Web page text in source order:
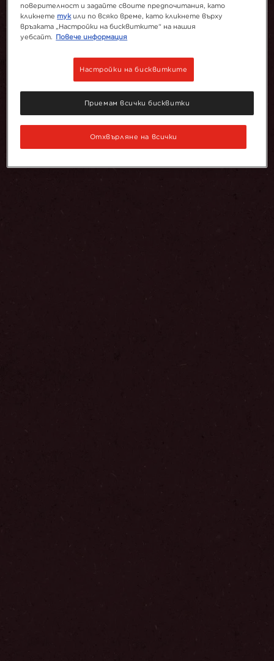
поверителност и задайте своите предпочитания, като
кликнете тукили по всяко време, като кликнете върху
връзката „Настройки на бисквитките“ на нашия
уебсайт. Повече информация
Настройки на бисквитките
Отхвърляне на всички
Приемам всички бисквитки